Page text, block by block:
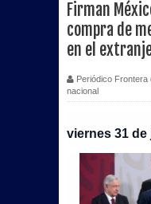
Firman
compra de
en el
Periódico Frontera
nacional
viernes 31 de